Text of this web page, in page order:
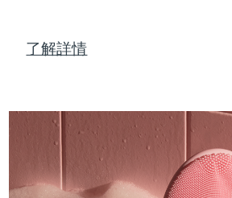
了解詳情
PEACH™
Cooling IPL hair
ESPADA™
Concentrated acne gel
眼部護膚
Advanced eye care
KIWI™
Blackhead remover
FLIP™ play
LED light hairbrush
牙齒美白
issa™ Teeth
Dual LED + sonic
更多的
匈牙利
印尼 預
愛爾蘭 預計